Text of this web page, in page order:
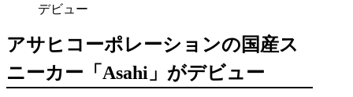
デビュー
アサヒコーポレーションの国産ス
ニーカー「Asahi」がデビュー